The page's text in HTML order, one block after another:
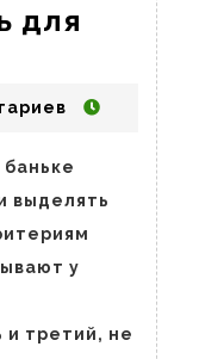
для
сделать
печь
для
выделять
у
и третий, не